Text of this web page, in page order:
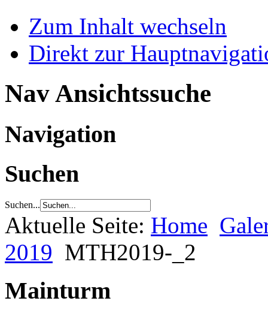
Zum Inhalt wechseln
Direkt zur
Nav Ansichtssuche
Navigation
Suchen
Suchen...
Aktuelle Seite: Home
2019 MTH2019-_2
Mainturm